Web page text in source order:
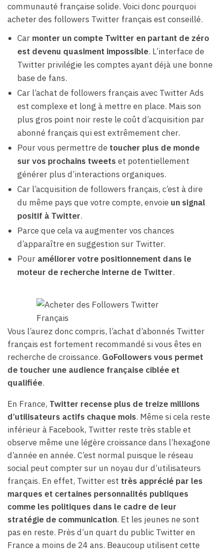
communauté française solide. Voici donc pourquoi
acheter des followers Twitter français est conseillé.
Car monter un compte Twitter en partant de zéro
est devenu quasiment impossible. L’interface de
Twitter privilégie les comptes ayant déjà une bonne
base de fans.
Car l’achat de followers français avec Twitter Ads
est complexe et long à mettre en place. Mais son
plus gros point noir reste le coût d’acquisition par
abonné français qui est extrêmement cher.
Pour vous permettre de toucher plus de monde
sur vos prochains tweets et potentiellement
générer plus d’interactions organiques.
Car l’acquisition de followers français, c’est à dire
du même pays que votre compte, envoie un signal
positif à Twitter.
Parce que cela va augmenter vos chances
d’apparaître en suggestion sur Twitter.
Pour améliorer votre positionnement dans le
moteur de recherche interne de Twitter.
Vous l’aurez donc compris, l’achat d’abonnés Twitter
français est fortement recommandé si vous êtes en
recherche de croissance. GoFollowers vous permet
de toucher une audience française ciblée et
qualifiée.
En France, Twitter recense plus de treize millions
d’utilisateurs actifs chaque mois. Même si cela reste
inférieur à Facebook, Twitter reste très stable et
observe même une légère croissance dans l’hexagone
d’année en année. C’est normal puisque le réseau
social peut compter sur un noyau dur d’utilisateurs
français. En effet, Twitter est très apprécié par les
marques et certaines personnalités publiques
comme les politiques dans le cadre de leur
stratégie de communication. Et les jeunes ne sont
pas en reste. Près d’un quart du public Twitter en
France a moins de 24 ans. Beaucoup utilisent cette